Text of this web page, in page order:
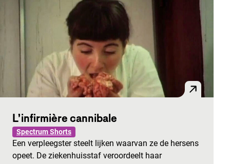
L’infirmière cannibale
Spectrum Shorts
Een verpleegster steelt lijken waarvan ze de hersens
opeet. De ziekenhuisstaf veroordeelt haar